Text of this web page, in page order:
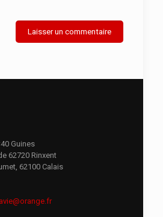
Guines
62720 Rinxent
62100 Calais